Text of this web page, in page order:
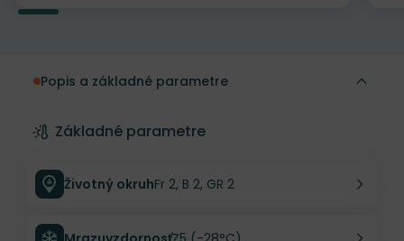
Popis a základné parametre
Základné parametre
Životný okruhFr 2, B 2, GR 2